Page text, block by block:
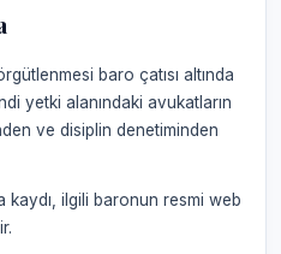
baro çatısı altında
yetki alanındaki avukatların
ve disiplin denetiminden
kaydı, ilgili baronun resmi web